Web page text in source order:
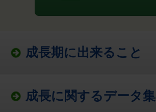
成長期に出来ること
成長に関するデータ集